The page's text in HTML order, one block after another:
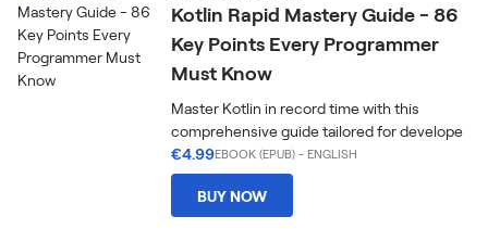
Kotlin Rapid Mastery Guide - 86
Key Points Every Programmer
Must Know
Master Kotlin in record time with this
comprehensive guide tailored for develope
€4.99EBOOK (EPUB) - ENGLISH
BUY NOW